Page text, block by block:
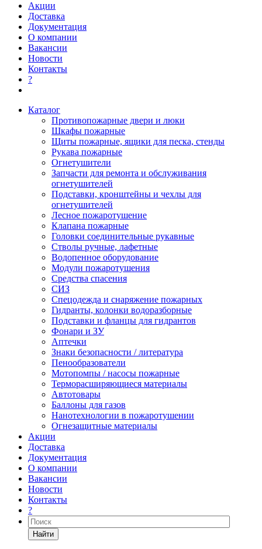
Акции
Доставка
Документация
О компании
Вакансии
Новости
Контакты
?
Каталог
Противопожарные двери и люки
Шкафы пожарные
Щиты пожарные, ящики для песка, стенды
Рукава пожарные
Огнетушители
Запчасти для ремонта и обслуживания
огнетушителей
Подставки, кронштейны и чехлы для
огнетушителей
Лесное пожаротушение
Клапана пожарные
Головки соединительные рукавные
Стволы ручные, лафетные
Водопенное оборудование
Модули пожаротушения
Средства спасения
СИЗ
Спецодежда и снаряжение пожарных
Гидранты, колонки водоразборные
Подставки и фланцы для гидрантов
Фонари и ЗУ
Аптечки
Знаки безопасности / литература
Пенообразователи
Мотопомпы / насосы пожарные
Терморасширяющиеся материалы
Автотовары
Баллоны для газов
Нанотехнологии в пожаротушении
Огнезащитные материалы
Акции
Доставка
Документация
О компании
Вакансии
Новости
Контакты
?
Найти